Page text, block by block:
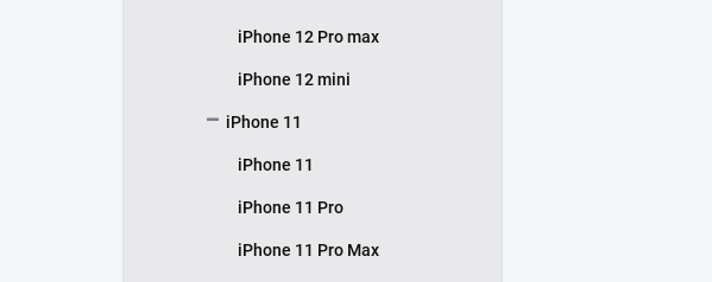
iPhone 12 Pro max
iPhone 12 mini
iPhone 11
iPhone 11
iPhone 11 Pro
iPhone 11 Pro Max